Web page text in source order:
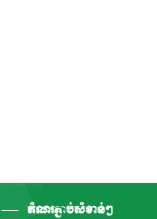
តំណរភ្ជាប់សំខាន់ៗ